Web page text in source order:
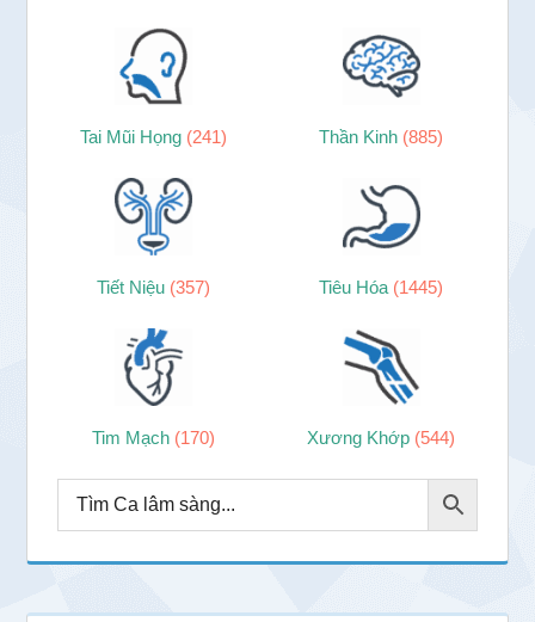
Tai Mũi Họng (241) Thần Kinh (885)
Tiết Niệu (357) Tiêu Hóa (1445)
Tim Mạch (170) Xương Khớp (544)